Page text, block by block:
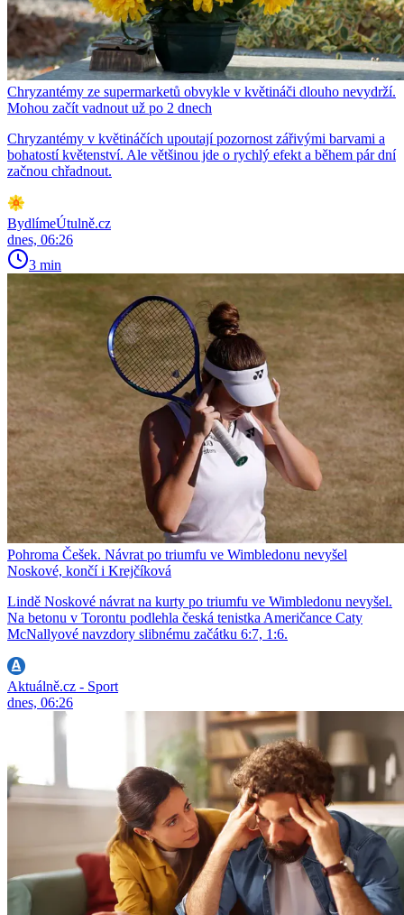
Chryzantémy ze supermarketů obvykle v květináči dlouho nevydrží.
Mohou začít vadnout už po 2 dnech
Chryzantémy v květináčích upoutají pozornost zářivými barvami a
bohatostí květenství. Ale většinou jde o rychlý efekt a během pár dní
začnou chřadnout.
BydlímeÚtulně.cz
dnes, 06:26
3 min
Pohroma Češek. Návrat po triumfu ve Wimbledonu nevyšel
Noskové, končí i Krejčíková
Lindě Noskové návrat na kurty po triumfu ve Wimbledonu nevyšel.
Na betonu v Torontu podlehla česká tenistka Američance Caty
McNallyové navzdory slibnému začátku 6:7, 1:6.
Aktuálně.cz - Sport
dnes, 06:26